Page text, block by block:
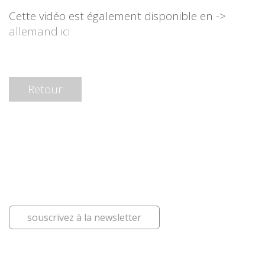
Cette vidéo est également disponible en ->
allemand ici
Retour
souscrivez à la newsletter